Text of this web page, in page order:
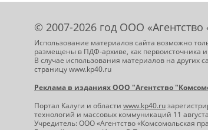
© 2007-2026 год ООО «Агентство
Использование материалов сайта возможно
размещены в ПДФ-архиве, как первоисточника
В случае использования материалов на других
страницу www.kp40.ru
Реклама в изданиях ООО "Агентство
Портал Калуги и области www.kp40.ru
технологий и массовых коммуникаций 11
Учредитель: ООО «Агентство «Комсомольская